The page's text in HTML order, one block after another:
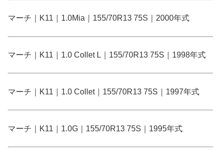
マーチ｜K11｜1.0Mia｜155/70R13 75S｜2000年式
マーチ｜K11｜1.0 Collet L｜155/70R13 75S｜1998年式
マーチ｜K11｜1.0 Collet｜155/70R13 75S｜1997年式
マーチ｜K11｜1.0G｜155/70R13 75S｜1995年式